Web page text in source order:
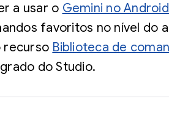
a usar o Gemini no
favoritos no nível do
recurso Biblioteca de
do Studio.